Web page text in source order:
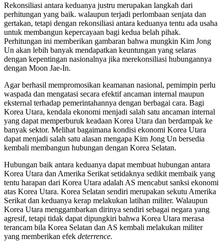
Rekonsiliasi antara keduanya justru merupakan langkah dari
perhitungan yang baik. walaupun terjadi perlombaan senjata dan
gertakan, tetapi dengan rekonsiliasi antara keduanya tentu ada usaha
untuk membangun kepercayaan bagi kedua belah pihak.
Perhitungan ini memberikan gambaran bahwa mungkin Kim Jong
Un akan lebih banyak mendapatkan keuntungan yang selaras
dengan kepentingan nasionalnya jika merekonsiliasi hubungannya
dengan Moon Jae-In.
Agar berhasil mempromosikan keamanan nasional, pemimpin perlu
waspada dan mengatasi secara efektif ancaman internal maupun
eksternal terhadap pemerintahannya dengan berbagai cara. Bagi
Korea Utara, kendala ekonomi menjadi salah satu ancaman internal
yang dapat memperburuk keadaan Korea Utara dan berdampak ke
banyak sektor. Melihat bagaimana kondisi ekonomi Korea Utara
dapat menjadi salah satu alasan mengapa Kim Jong Un bersedia
kembali membangun hubungan dengan Korea Selatan.
Hubungan baik antara keduanya dapat membuat hubungan antara
Korea Utara dan Amerika Serikat setidaknya sedikit membaik yang
tentu harapan dari Korea Utara adalah AS mencabut sanksi ekonomi
atas Korea Utara. Korea Selatan sendiri merupakan sekutu Amerika
Serikat dan keduanya kerap melakukan latihan militer. Walaupun
Korea Utara menggambarkan dirinya sendiri sebagai negara yang
agresif, tetapi tidak dapat dipungkiri bahwa Korea Utara merasa
terancam bila Korea Selatan dan AS kembali melakukan militer
yang memberikan efek deterrence.